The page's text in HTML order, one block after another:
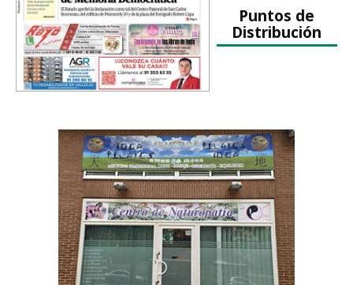
Puntos de
Distribución